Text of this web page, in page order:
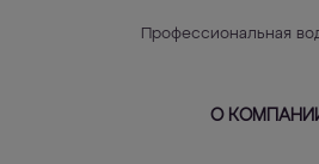
Профессиональная
О